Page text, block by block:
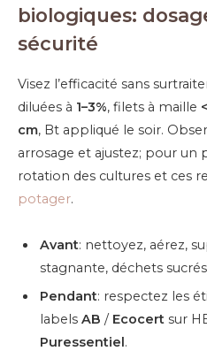
biologiques:
sécurité
Visez l’efficacité sans
diluées à 1–3%, filets à maille
cm, Bt appliqué le soir.
arrosage et ajustez; pour un
rotation des cultures et ces
potager.
Avant: nettoyez, aérez,
stagnante, déchets
Pendant: respectez les
labels AB / Ecocert sur
Puressentiel.